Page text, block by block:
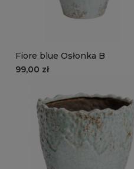
Fiore blue Osłonka B
99,00 zł